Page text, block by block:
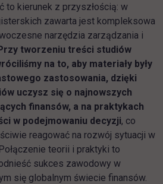
to kierunek z przyszłością: w
zawarta jest kompleksowa
narzędzia zarządzania i
tworzeniu treści studiów
na to, aby materiały były
zastosowania, dzięki
uczysz się o najnowszych
finansów, a na praktykach
w podejmowaniu decyzji, co
reagować na rozwój sytuacji w
teorii i praktyki to
sukces zawodowy w
się globalnym świecie finansów.